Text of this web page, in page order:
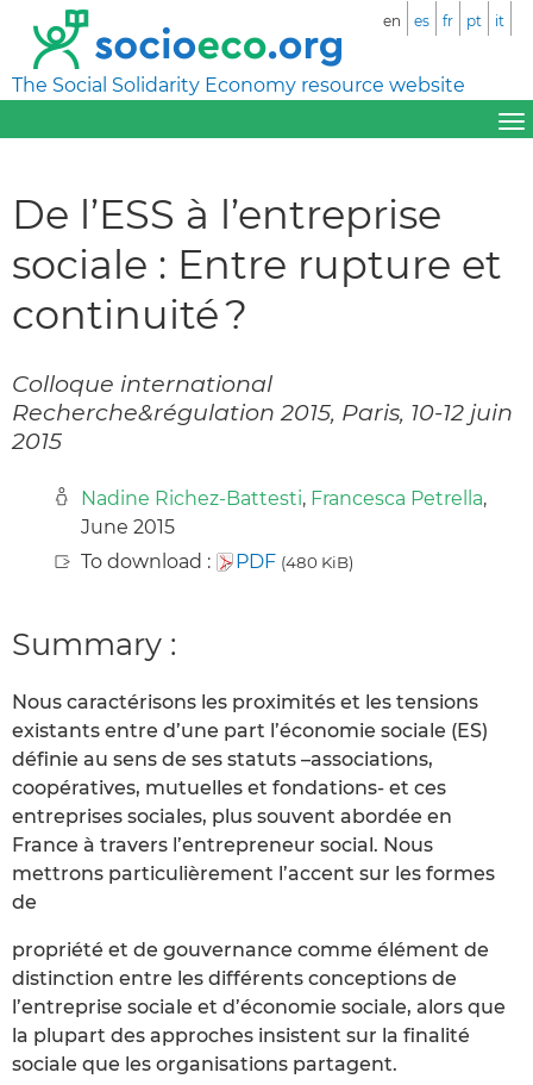
The Social Solidarity Economy resource website
en es fr pt it
De l’ESS à l’entreprise
sociale : Entre rupture et
continuité ?
Colloque international
Recherche&régulation 2015, Paris, 10-12 juin
2015
Nadine Richez-Battesti, Francesca Petrella,
June 2015
To download :
PDF (480 KiB)
Summary :
Nous caractérisons les proximités et les tensions
existants entre d’une part l’économie sociale (ES)
définie au sens de ses statuts –associations,
coopératives, mutuelles et fondations- et ces
entreprises sociales, plus souvent abordée en
France à travers l’entrepreneur social. Nous
mettrons particulièrement l’accent sur les formes
de
propriété et de gouvernance comme élément de
distinction entre les différents conceptions de
l’entreprise sociale et d’économie sociale, alors que
la plupart des approches insistent sur la finalité
sociale que les organisations partagent.